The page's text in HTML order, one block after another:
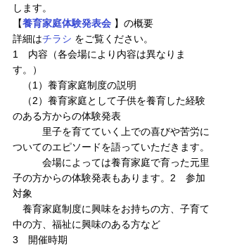
します。
【養育家庭体験発表会 】の概要
詳細はチラシ をご覧ください。
1　内容（各会場により内容は異なりま
す。）
（1）養育家庭制度の説明
（2）養育家庭として子供を養育した経験
のある方からの体験発表
里子を育てていく上での喜びや苦労に
ついてのエピソードを語っていただきます。
会場によっては養育家庭で育った元里
子の方からの体験発表もあります。2　参加
対象
養育家庭制度に興味をお持ちの方、子育て
中の方、福祉に興味のある方など
3　開催時期